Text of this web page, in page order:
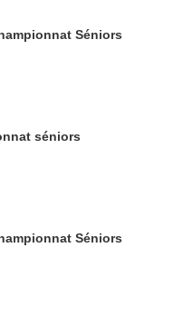
Séniors
séniors
Séniors